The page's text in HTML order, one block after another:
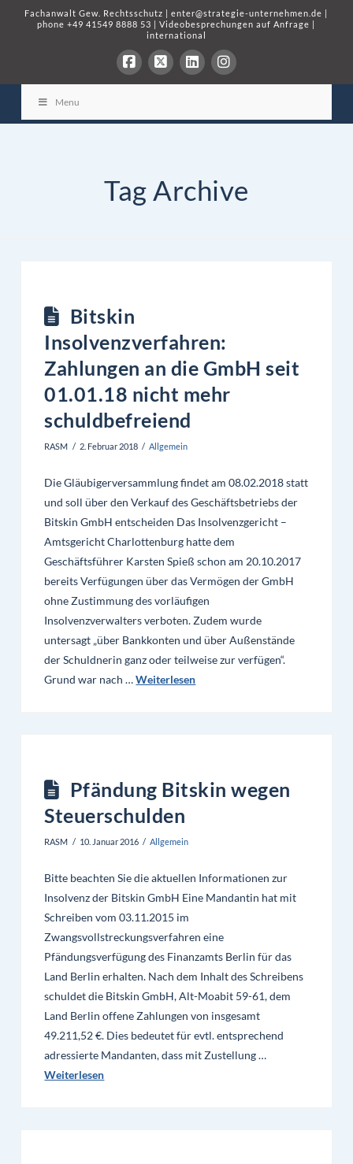
Fachanwalt Gew. Rechtsschutz |enter@strategie-unternehmen.de |
phone+49 41549 8888 53 |Videobesprechungen auf Anfrage |
international
Menu
Tag Archive
Bitskin
Insolvenzverfahren:
Zahlungen an die GmbH seit
01.01.18 nicht mehr
schuldbefreiend
RASM 2. Februar 2018 Allgemein
Die Gläubigerversammlung findet am 08.02.2018 statt
und soll über den Verkauf des Geschäftsbetriebs der
Bitskin GmbH entscheiden Das Insolvenzgericht –
Amtsgericht Charlottenburg hatte dem
Geschäftsführer Karsten Spieß schon am 20.10.2017
bereits Verfügungen über das Vermögen der GmbH
ohne Zustimmung des vorläufigen
Insolvenzverwalters verboten. Zudem wurde
untersagt „über Bankkonten und über Außenstände
der Schuldnerin ganz oder teilweise zur verfügen“.
Grund war nach …Weiterlesen
Pfändung Bitskin wegen
Steuerschulden
RASM 10. Januar 2016 Allgemein
Bitte beachten Sie die aktuellen Informationen zur
Insolvenz der Bitskin GmbH Eine Mandantin hat mit
Schreiben vom 03.11.2015 im
Zwangsvollstreckungsverfahren eine
Pfändungsverfügung des Finanzamts Berlin für das
Land Berlin erhalten. Nach dem Inhalt des Schreibens
schuldet die Bitskin GmbH, Alt-Moabit 59-61, dem
Land Berlin offene Zahlungen von insgesamt
49.211,52 €. Dies bedeutet für evtl. entsprechend
adressierte Mandanten, dass mit Zustellung …
Weiterlesen